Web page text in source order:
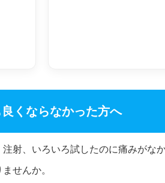
くならなかった方へ
射、いろいろ試したのに痛みがな
せんか。